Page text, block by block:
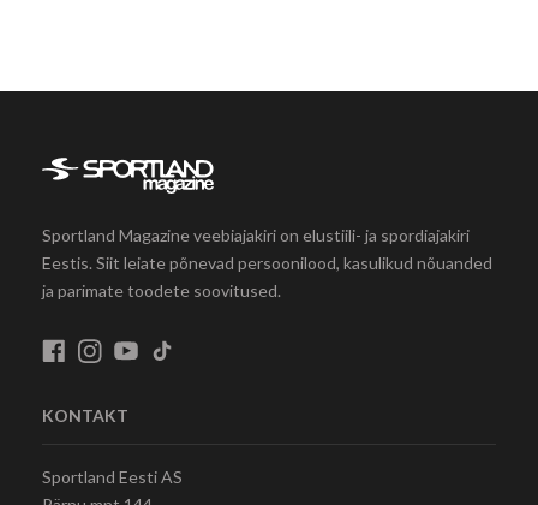
Sportland Magazine veebiajakiri on elustiili- ja spordiajakiri
Eestis. Siit leiate põnevad persoonilood, kasulikud nõuanded
ja parimate toodete soovitused.
KONTAKT
Sportland Eesti AS